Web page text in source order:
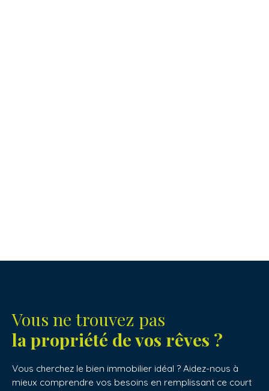
Vous ne trouvez pas
la propriété de vos rêves ?
Vous cherchez le bien immobilier idéal ? Aidez-nous à
mieux comprendre vos besoins en remplissant ce court